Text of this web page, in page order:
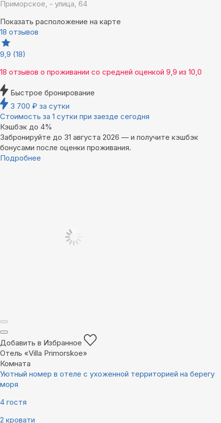
Приморское, - улица, 64
Показать расположение на карте
18 отзывов
9,9 (18)
18 отзывов о проживании со средней оценкой 9,9 из 10,0
Быстрое бронирование
3 700 ₽ за сутки
Стоимость за 1 сутки при заезде сегодня
Кэшбэк до 4%
Забронируйте до 31 августа 2026 — и получите кэшбэк
бонусами после оценки проживания.
Подробнее
Добавить в Избранное
Отель «Villa Primorskoe»
Комната
Уютный номер в отеле с ухоженной территорией на берегу
моря
4 гостя
2 кровати